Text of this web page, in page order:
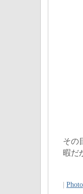
その
暇だ
Photo